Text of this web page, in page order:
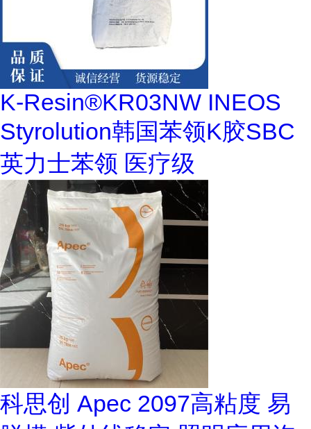
K-Resin®KR03NW INEOS
Styrolution韩国苯领K胶SBC
英力士苯领 医疗级
科思创 Apec 2097高粘度 易